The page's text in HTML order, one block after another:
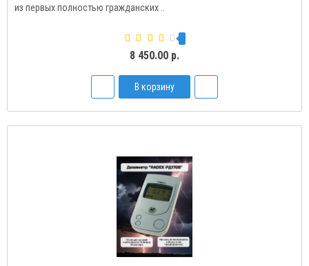
из первых полностью гражданских ..
8 450.00 р.
В корзину